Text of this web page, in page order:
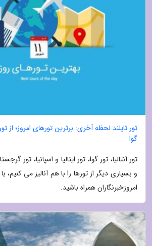
تور تایلند لحظه آخری: برترین تورهای امروز؛ از تور
گوا
تور آنتالیا، تور گوا، تور ایتالیا و اسپانیا، تور
و بسیاری دیگر از تورها را با هم آنالیز می
امروزخبرنگاران همراه باشید.